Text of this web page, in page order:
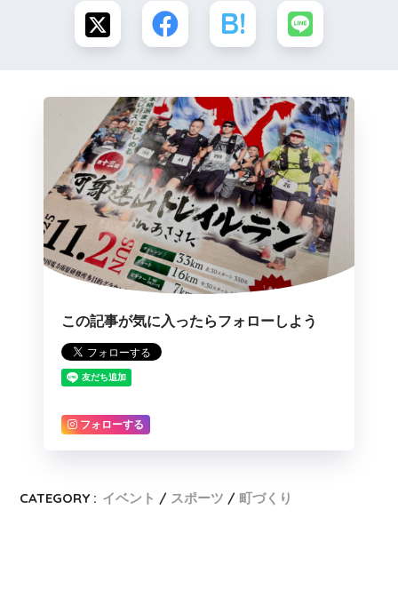
この記事が気に入ったらフォローしよう
フォローする
CATEGORY : イベント スポーツ 町づくり